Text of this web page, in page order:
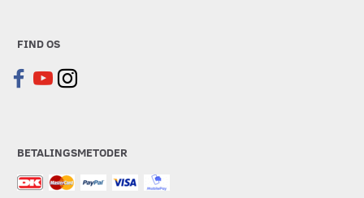
FIND OS
BETALINGSMETODER